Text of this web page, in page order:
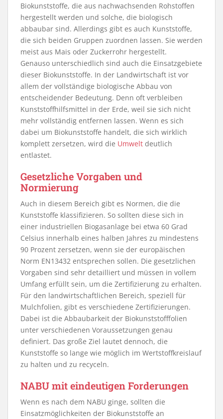
Biokunststoffe, die aus nachwachsenden Rohstoffen
hergestellt werden und solche, die biologisch
abbaubar sind. Allerdings gibt es auch Kunststoffe,
die sich beiden Gruppen zuordnen lassen. Sie werden
meist aus Mais oder Zuckerrohr hergestellt.
Genauso unterschiedlich sind auch die Einsatzgebiete
dieser Biokunststoffe. In der Landwirtschaft ist vor
allem der vollständige biologische Abbau von
entscheidender Bedeutung. Denn oft verbleiben
Kunststoffhilfsmittel in der Erde, weil sie sich nicht
mehr vollständig entfernen lassen. Wenn es sich
dabei um Biokunststoffe handelt, die sich wirklich
komplett zersetzen, wird die Umwelt deutlich
entlastet.
Gesetzliche Vorgaben und
Normierung
Auch in diesem Bereich gibt es Normen, die die
Kunststoffe klassifizieren. So sollten diese sich in
einer industriellen Biogasanlage bei etwa 60 Grad
Celsius innerhalb eines halben Jahres zu mindestens
90 Prozent zersetzen, wenn sie der europäischen
Norm EN13432 entsprechen sollen. Die gesetzlichen
Vorgaben sind sehr detailliert und müssen in vollem
Umfang erfüllt sein, um die Zertifizierung zu erhalten.
Für den landwirtschaftlichen Bereich, speziell für
Mulchfolien, gibt es verschiedene Zertifizierungen.
Dabei ist die Abbaubarkeit der Biokunststofffolien
unter verschiedenen Voraussetzungen genau
definiert. Das große Ziel lautet dennoch, die
Kunststoffe so lange wie möglich im Wertstoffkreislauf
zu halten und zu recyceln.
NABU mit eindeutigen Forderungen
Wenn es nach dem NABU ginge, sollten die
Einsatzmöglichkeiten der Biokunststoffe an